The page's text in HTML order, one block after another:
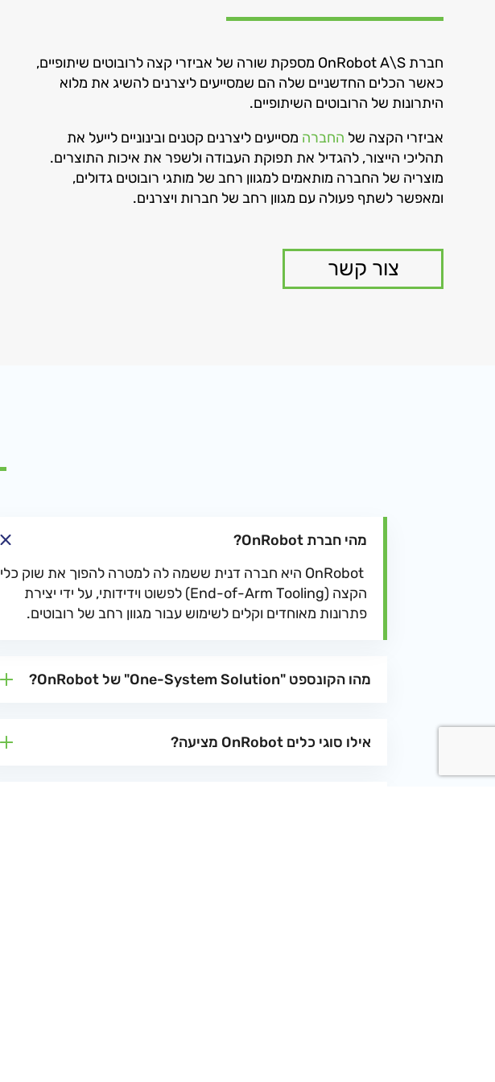
חברת OnRobot A\S מספקת שורה של אביזרי קצה לרובוטים שיתופיים,
כאשר הכלים החדשניים שלה הם שמסייעים ליצרנים להשיג את מלוא
היתרונות של הרובוטים השיתופיים.
אביזרי הקצה של החברה מסייעים ליצרנים קטנים ובינוניים לייעל את
תהליכי הייצור, להגדיל את תפוקת העבודה ולשפר את איכות התוצרים.
מוצריה של החברה מותאמים למגוון רחב של מותגי רובוטים גדולים,
ומאפשר לשתף פעולה עם מגוון רחב של חברות ויצרנים.
צור קשר
מהי חברת OnRobot?
OnRobot היא חברה דנית ששמה לה למטרה להפוך את שוק כלי
הקצה (End-of-Arm Tooling) לפשוט וידידותי, על ידי יצירת
פתרונות מאוחדים וקלים לשימוש עבור מגוון רחב של רובוטים.
מהו הקונספט "One-System Solution" של OnRobot?
אילו סוגי כלים OnRobot מציעה?